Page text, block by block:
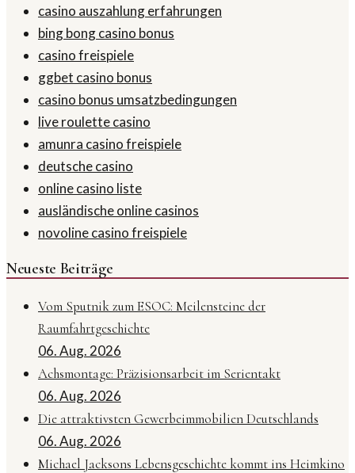
casino auszahlung erfahrungen
bing bong casino bonus
casino freispiele
ggbet casino bonus
casino bonus umsatzbedingungen
live roulette casino
amunra casino freispiele
deutsche casino
online casino liste
ausländische online casinos
novoline casino freispiele
Neueste Beiträge
Vom Sputnik zum ESOC: Meilensteine der
Raumfahrtgeschichte
06. Aug. 2026
Achsmontage: Präzisionsarbeit im Serientakt
06. Aug. 2026
Die attraktivsten Gewerbeimmobilien Deutschlands
06. Aug. 2026
Michael Jacksons Lebensgeschichte kommt ins Heimkino